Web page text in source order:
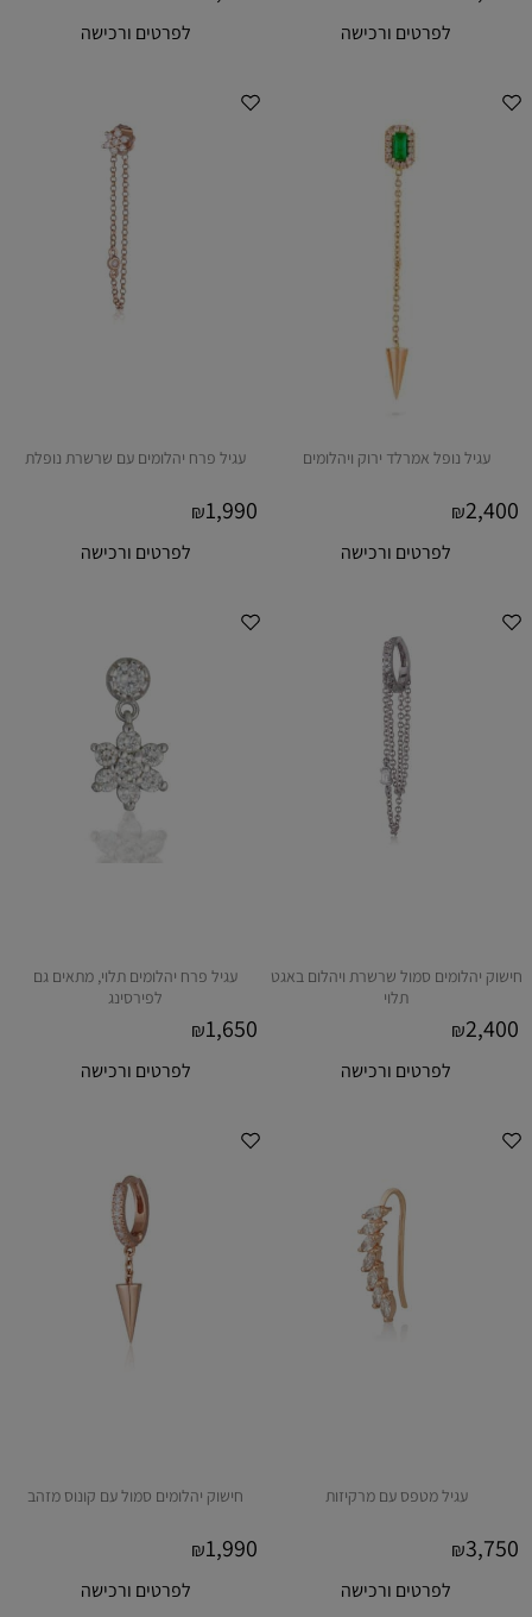
לפרטים ורכישה לפרטים ורכישה
עגיל נופל אמרלד ירוק ויהלומים
₪2,400
לפרטים ורכישה
עגיל פרח יהלומים עם שרשרת נופלת
₪1,990
לפרטים ורכישה
חישוק יהלומים סמול שרשרת ויהלום באגט
תלוי
₪2,400
לפרטים ורכישה
עגיל פרח יהלומים תלוי, מתאים גם
לפירסינג
₪1,650
לפרטים ורכישה
עגיל מטפס עם מרקיזות
₪3,750
לפרטים ורכישה
חישוק יהלומים סמול עם קונוס מזהב
₪1,990
לפרטים ורכישה